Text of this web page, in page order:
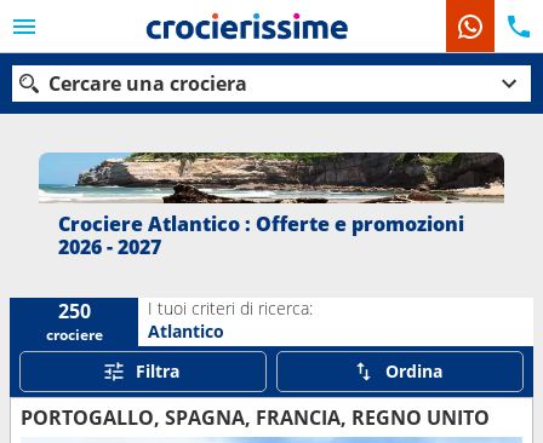
Cercare una crociera
Le nostre destinazioni
Porti
Ricerca
Crociere Atlantico : Offerte e promozioni
2026 - 2027
250
crociere
I tuoi criteri di ricerca:
Atlantico
Filtra
Ordina
PORTOGALLO, SPAGNA, FRANCIA, REGNO UNITO